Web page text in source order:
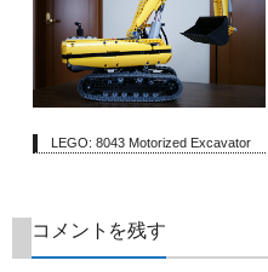
LEGO: 8043 Motorized Excavator
コメントを残す